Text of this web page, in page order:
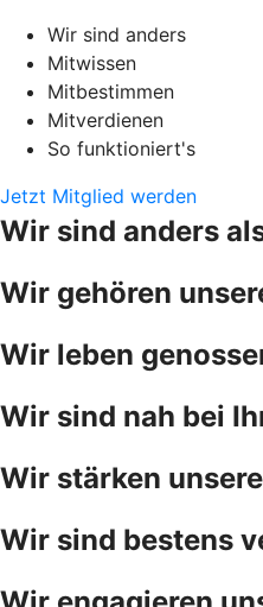
Wir sind anders
Mitwissen
Mitbestimmen
Mitverdienen
So funktioniert's
Jetzt Mitglied werden
Wir sind anders
Wir gehören
Wir leben
Wir sind nah bei
Wir stärken
Wir sind bestens